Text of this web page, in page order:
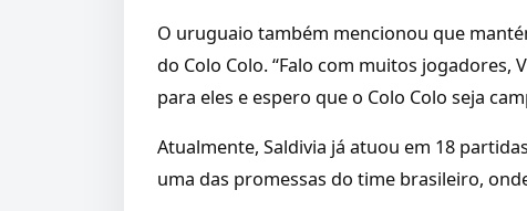
O uruguaio também mencionou que
do Colo Colo. “Falo com muitos jogadores,
para eles e espero que o Colo Colo seja
Atualmente, Saldivia já atuou em 18
uma das promessas do time brasileiro,